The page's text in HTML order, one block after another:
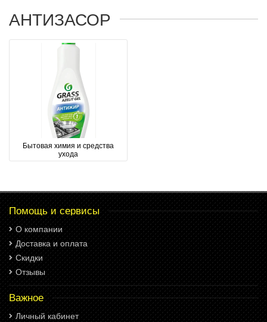
АНТИЗАСОР
Бытовая химия и средства
ухода
Помощь и сервисы
О компании
Доставка и оплата
Скидки
Отзывы
Важное
Личный кабинет